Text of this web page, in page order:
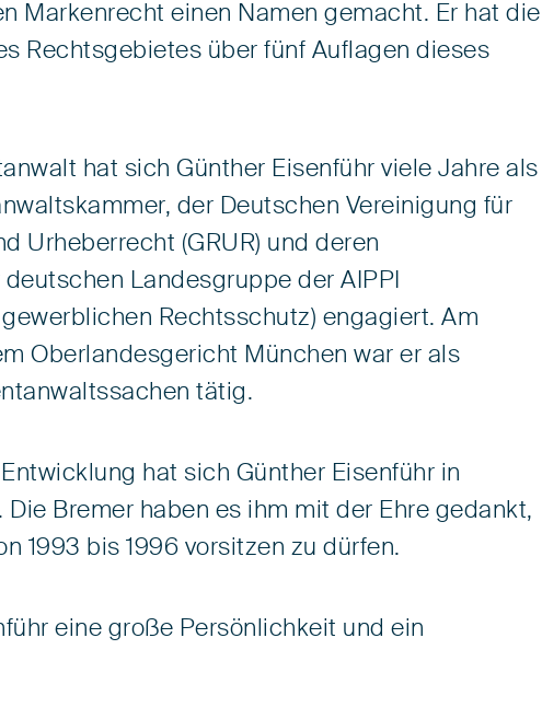
Markenrecht einen Namen gemacht. Er hat die
Rechtsgebietes über fünf Auflagen dieses
hat sich Günther Eisenführ viele Jahre als
der Deutschen Vereinigung für
Urheberrecht (GRUR) und deren
Landesgruppe der AIPPI
Rechtsschutz) engagiert. Am
Oberlandesgericht München war er als
tätig.
hat sich Günther Eisenführ in
Bremer haben es ihm mit der Ehre gedankt,
1993 bis 1996 vorsitzen zu dürfen.
eine große Persönlichkeit und ein